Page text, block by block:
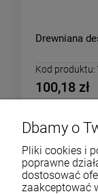
Drewniana
Kod produktu:
100,18 zł
Dbamy o
Pliki cookies i
poprawne
dostosować
zaakceptować